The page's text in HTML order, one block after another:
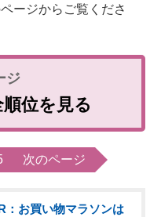
ージからご覧くださ
位を見る
次のページ
：お買い物マラソンは